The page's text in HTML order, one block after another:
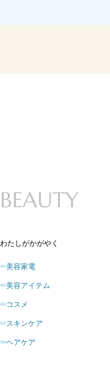
BEAUTY
わたしがかがやく
美容家電
美容アイテム
コスメ
スキンケア
ヘアケア